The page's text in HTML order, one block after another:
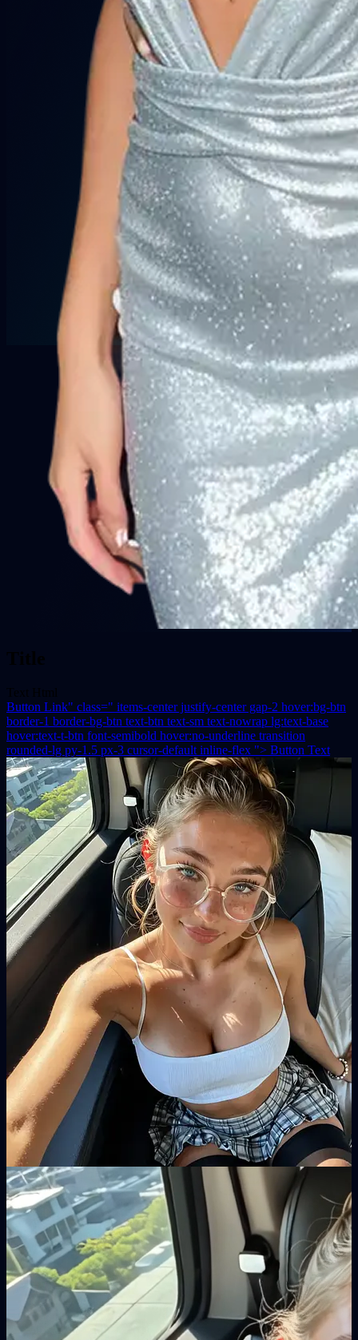
Button Link" class=" items-center justify-center gap-2 hover:bg-btn
border-1 border-bg-btn text-btn text-sm text-nowrap lg:text-base
hover:text-t-btn font-semibold hover:no-underline transition
rounded-lg py-1.5 px-3 cursor-default inline-flex "> Button Text